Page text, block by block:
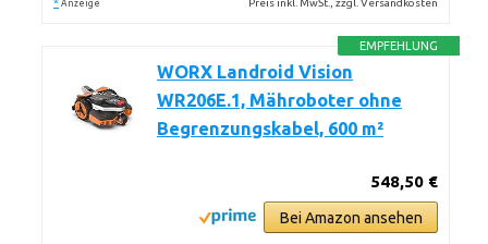
* Anzeige Preis inkl. MwSt., zzgl. Versandkosten
EMPFEHLUNG
WORX Landroid Vision
WR206E.1, Mähroboter ohne
Begrenzungskabel, 600 m²
548,50 €
Bei Amazon ansehen